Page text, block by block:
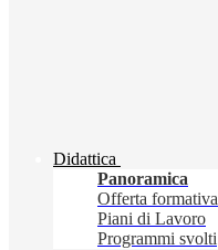
Didattica
Panoramica
Offerta formativa
Piani di Lavoro
Programmi svolti